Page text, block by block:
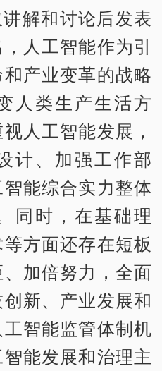
解和讨论后发表
人工智能作为引
产业变革的战略
人类生产生活方
人工智能发展，
计、加强工作部
能综合实力整体
同时，在基础理
方面还存在短板
加倍努力，全面
新、产业发展和
智能监管体制机
能发展和治理主